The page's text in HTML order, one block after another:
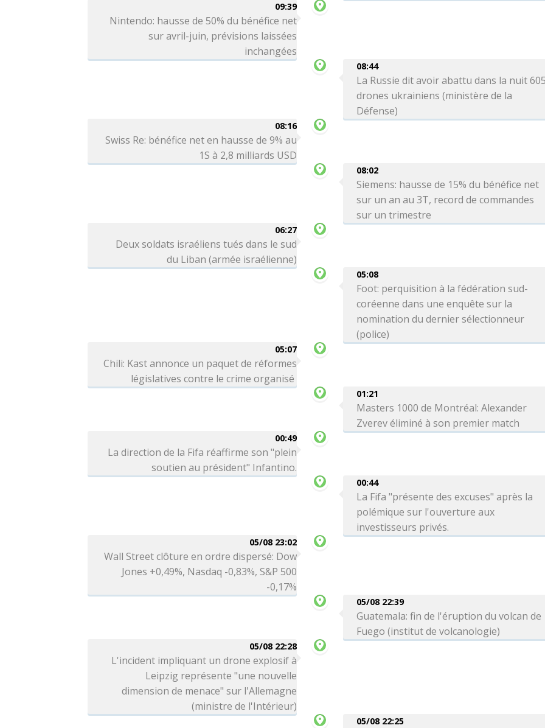
09:39
Nintendo: hausse de 50% du bénéfice net
sur avril-juin, prévisions laissées
inchangées
08:44
La Russie dit avoir abattu dans la nuit
drones ukrainiens (ministère de la
Défense)
08:16
Swiss Re: bénéfice net en hausse de 9% au
1S à 2,8 milliards USD
08:02
Siemens: hausse de 15% du bénéfice net
sur un an au 3T, record de commandes
sur un trimestre
06:27
Deux soldats israéliens tués dans le sud
du Liban (armée israélienne)
05:08
Foot: perquisition à la fédération sud-
coréenne dans une enquête sur la
nomination du dernier sélectionneur
(police)
05:07
Chili: Kast annonce un paquet de réformes
législatives contre le crime organisé
01:21
Masters 1000 de Montréal: Alexander
Zverev éliminé à son premier match
00:49
La direction de la Fifa réaffirme son "plein
soutien au président" Infantino.
00:44
La Fifa "présente des excuses" après la
polémique sur l'ouverture aux
investisseurs privés.
05/08 23:02
Wall Street clôture en ordre dispersé: Dow
Jones +0,49%, Nasdaq -0,83%, S&P 500
-0,17%
05/08 22:39
Guatemala: fin de l'éruption du volcan de
Fuego (institut de volcanologie)
05/08 22:28
L'incident impliquant un drone explosif à
Leipzig représente "une nouvelle
dimension de menace" sur l'Allemagne
(ministre de l'Intérieur)
05/08 22:25